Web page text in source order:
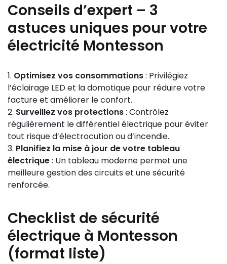
Conseils d’expert – 3
astuces uniques pour votre
électricité Montesson
Optimisez vos consommations: Privilégiez
l’éclairage LED et la domotique pour réduire votre
facture et améliorer le confort.
Surveillez vos protections: Contrôlez
régulièrement le différentiel électrique pour éviter
tout risque d’électrocution ou d’incendie.
Planifiez la mise à jour de votre tableau
électrique: Un tableau moderne permet une
meilleure gestion des circuits et une sécurité
renforcée.
Checklist de sécurité
électrique à Montesson
(format liste)